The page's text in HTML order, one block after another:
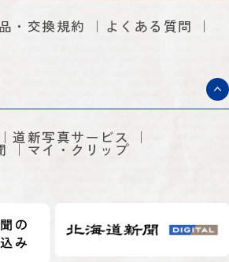
・交換規約 よくある質問
道新写真サービス
マイ・クリップ